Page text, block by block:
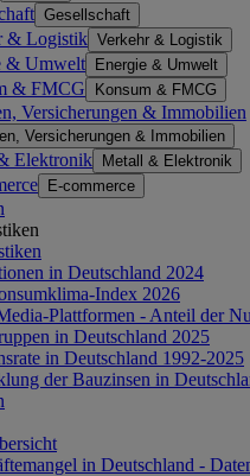
Gesellschaft
& Logistik Verkehr & Logistik
& Umwelt Energie & Umwelt
& FMCG Konsum & FMCG
Versicherungen & Immobilien
Versicherungen & Immobilien
Elektronik Metall & Elektronik
E-commerce
in Deutschland 2024
Index 2026
Plattformen - Anteil der
in Deutschland 2025
in Deutschland 1992-2025
der Bauzinsen in
in Deutschland -